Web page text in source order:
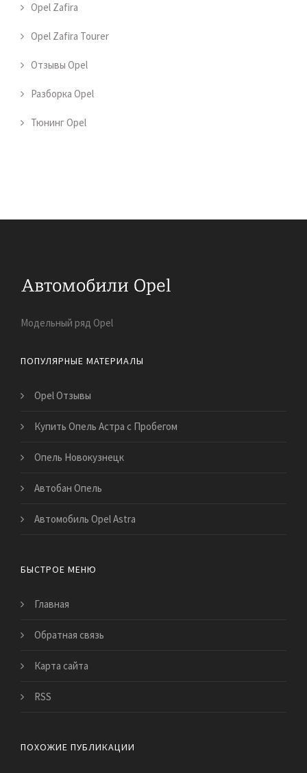
Opel Zafira
Opel Zafira Tourer
Отзывы Opel
Разборка Opel
Тюнинг Opel
Модельный ряд Opel
ПОПУЛЯРНЫЕ МАТЕРИАЛЫ
Opel Отзывы
Купить Опель Астра с Пробегом
Опель Новокузнецк
Автобан Опель
Автомобиль Opel Astra
БЫСТРОЕ МЕНЮ
Главная
Обратная связь
Карта сайта
RSS
ПОХОЖИЕ ПУБЛИКАЦИИ